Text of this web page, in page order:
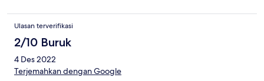
Ulasan terverifikasi
2/10 Buruk
4 Des 2022
Terjemahkan dengan Google